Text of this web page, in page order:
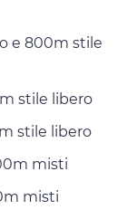
e 800m stile
stile libero
stile libero
misti
misti